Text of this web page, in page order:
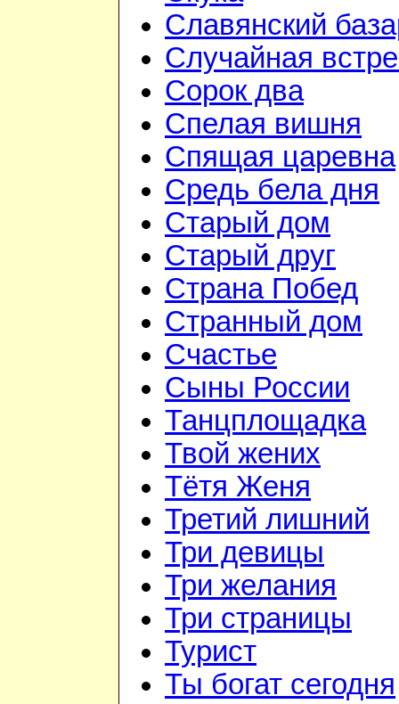
Славянский
Случайная
Сорок два
Спелая вишня
Спящая царевна
Средь бела дня
Старый дом
Старый друг
Страна Побед
Странный дом
Счастье
Сыны России
Танцплощадка
Твой жених
Тётя Женя
Третий лишний
Три девицы
Три желания
Три страницы
Турист
Ты богат сегодня